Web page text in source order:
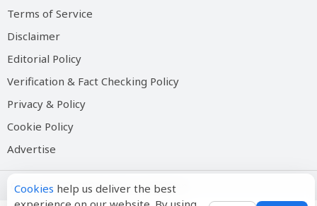
Terms of Service
Disclaimer
Editorial Policy
Verification & Fact Checking Policy
Privacy & Policy
Cookie Policy
Advertise
Copyright © 2026 Salam Hindustan
Cookies help us deliver the best